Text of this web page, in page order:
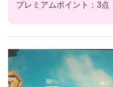
プレミアムポイント：3点